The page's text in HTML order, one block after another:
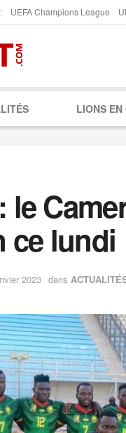
UEFA Champions League
LIONS
le
ce lundi
2023 dans